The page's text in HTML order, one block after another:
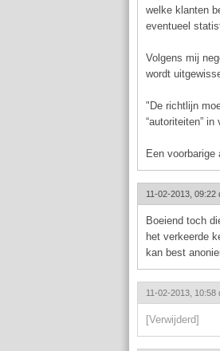
welke klanten
eventueel
Volgens mij
wordt
"De richtlijn
“autoriteiten”
Een voorbarige
11-02-2013, 09:22
Boeiend toch
het verkeerde
kan best
11-02-2013, 10:58
[Verwijderd]